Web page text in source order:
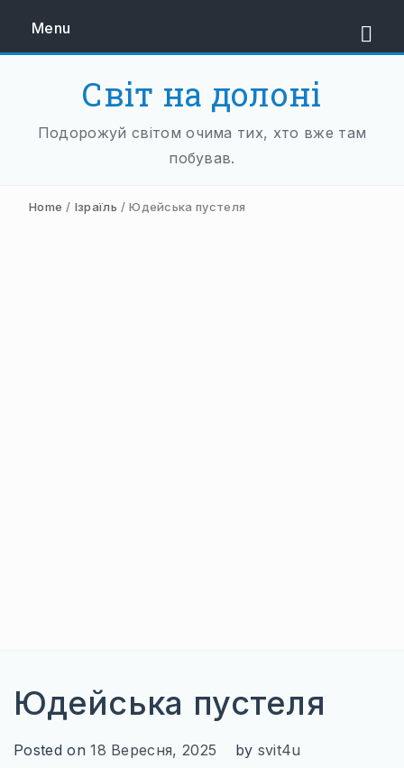
Menu
ЄВРОПА
ЗАХІДНА ЄВРОПА
НІДЕРЛАНДИ
ІСПАНІЯ
Світ на долоні
Подорожуй світом очима тих, хто вже там
побував.
Home / Ізраїль / Юдейська пустеля
Юдейська пустеля
Posted on18 Вересня, 2025 by svit4u